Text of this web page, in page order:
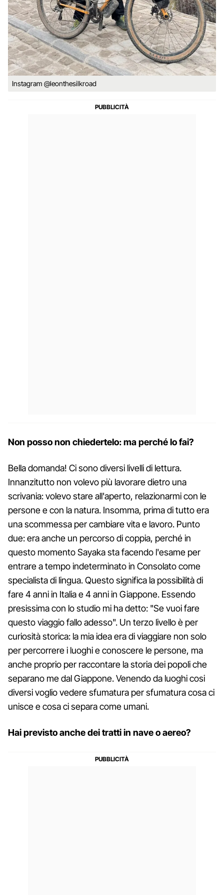
Instagram @leonthesilkroad
Non posso non chiedertelo: ma perché lo fai?
Bella domanda! Ci sono diversi livelli di lettura.
Innanzitutto non volevo più lavorare dietro una
scrivania: volevo stare all'aperto, relazionarmi con le
persone e con la natura. Insomma, prima di tutto era
una scommessa per cambiare vita e lavoro. Punto
due: era anche un percorso di coppia, perché in
questo momento Sayaka sta facendo l'esame per
entrare a tempo indeterminato in Consolato come
specialista di lingua. Questo significa la possibilità di
fare 4 anni in Italia e 4 anni in Giappone. Essendo
presissima con lo studio mi ha detto: "Se vuoi fare
questo viaggio fallo adesso". Un terzo livello è per
curiosità storica: la mia idea era di viaggiare non solo
per percorrere i luoghi e conoscere le persone, ma
anche proprio per raccontare la storia dei popoli che
separano me dal Giappone. Venendo da luoghi cosi
diversi voglio vedere sfumatura per sfumatura cosa ci
unisce e cosa ci separa come umani.
Hai previsto anche dei tratti in nave o aereo?